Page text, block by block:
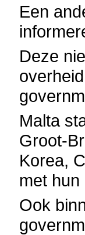
Een
Deze
Malta
Groot-
Korea,
met
Ook